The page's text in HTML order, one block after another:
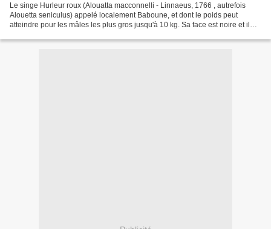
Le singe Hurleur roux (Alouatta macconnelli - Linnaeus, 1766 , autrefois
Alouetta seniculus) appelé localement Baboune, et dont le poids peut
atteindre pour les mâles les plus gros jusqu'à 10 kg. Sa face est noire et il